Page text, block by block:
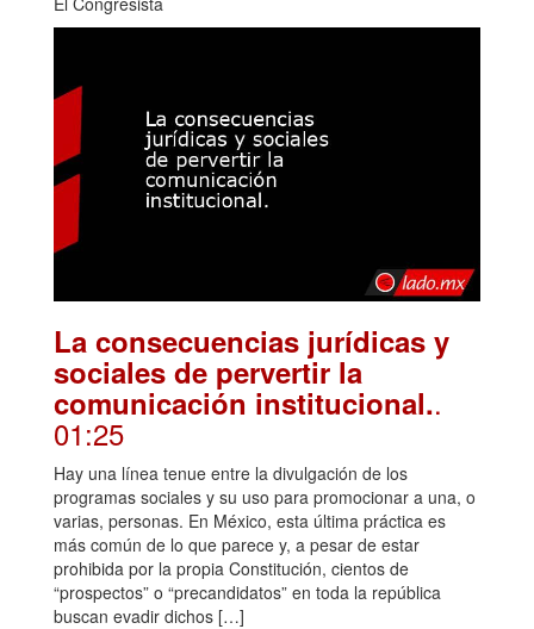
La consecuencias jurídicas y
sociales de pervertir la
comunicación institucional..
01:25
Hay una línea tenue entre la divulgación de los
programas sociales y su uso para promocionar a una, o
varias, personas. En México, esta última práctica es
más común de lo que parece y, a pesar de estar
prohibida por la propia Constitución, cientos de
“prospectos” o “precandidatos” en toda la república
buscan evadir dichos […]